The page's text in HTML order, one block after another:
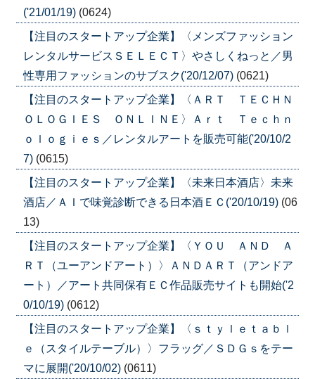
('21/01/19) (0624)
【注目のスタートアップ企業】〈メンズファッション
レンタルサービスＳＥＬＥＣＴ〉やさしくねっと／男
性専用ファッションのサブスク('20/12/07) (0621)
【注目のスタートアップ企業】〈ＡＲＴ ＴＥＣＨＮ
ＯＬＯＧＩＥＳ ＯＮＬＩＮＥ〉Ａｒｔ Ｔｅｃｈｎ
ｏｌｏｇｉｅｓ／レンタルアートを販売可能('20/10/2
7) (0615)
【注目のスタートアップ企業】〈未来日本酒店〉未来
酒店／ＡＩで味覚診断できる日本酒ＥＣ('20/10/19) (06
13)
【注目のスタートアップ企業】〈ＹＯＵ ＡＮＤ Ａ
ＲＴ（ユーアンドアート）〉ＡＮＤＡＲＴ（アンドア
ート）／アート共同保有ＥＣ作品販売サイトも開始('2
0/10/19) (0612)
【注目のスタートアップ企業】〈ｓｔｙｌｅｔａｂｌ
ｅ（スタイルテーブル）〉フラッグ／ＳＤＧｓをテー
マに展開('20/10/02) (0611)